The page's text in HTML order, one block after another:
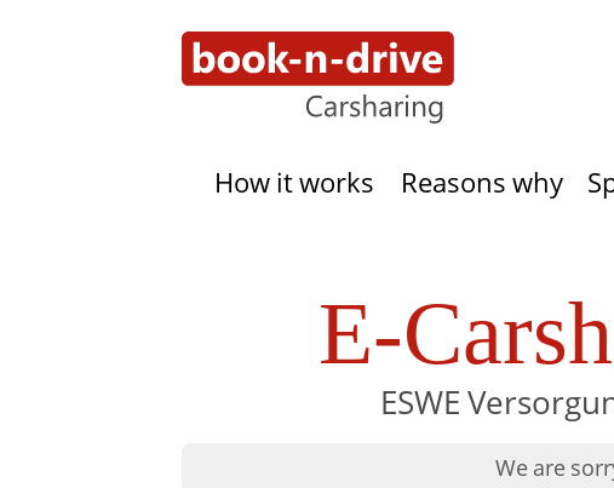
How it works Reasons why
E-
ESWE
We are